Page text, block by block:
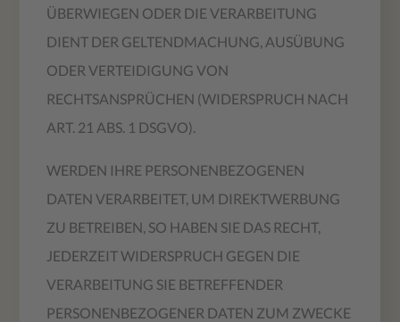
ÜBERWIEGEN ODER DIE VERARBEITUNG
DIENT DER GELTENDMACHUNG, AUSÜBUNG
ODER VERTEIDIGUNG VON
RECHTSANSPRÜCHEN (WIDERSPRUCH NACH
ART. 21 ABS. 1 DSGVO).
WERDEN IHRE PERSONENBEZOGENEN
DATEN VERARBEITET, UM DIREKTWERBUNG
ZU BETREIBEN, SO HABEN SIE DAS RECHT,
JEDERZEIT WIDERSPRUCH GEGEN DIE
VERARBEITUNG SIE BETREFFENDER
PERSONENBEZOGENER DATEN ZUM ZWECKE